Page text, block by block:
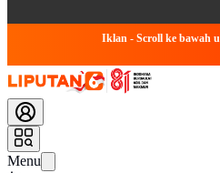
Iklan - Scroll ke bawah
Menu